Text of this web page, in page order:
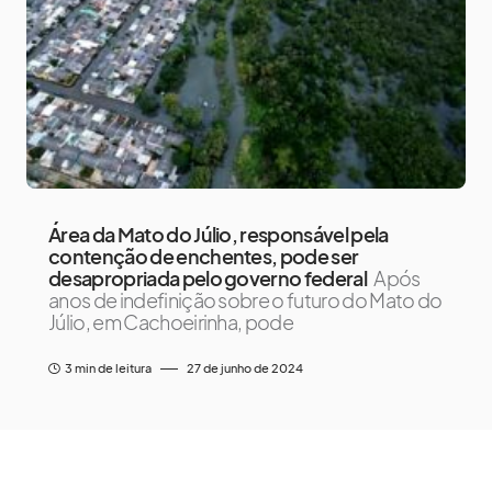
Área da Mato do Júlio, responsável pela
contenção de enchentes, pode ser
desapropriada pelo governo federal Após
anos de indefinição sobre o futuro do Mato do
Júlio, em Cachoeirinha, pode
3 min de leitura 27 de junho de 2024